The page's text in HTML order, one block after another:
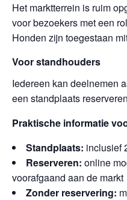
Het marktterrein is ruim
voor bezoekers met een
Honden zijn toegestaan
Voor standhouders
Iedereen kan deelnemen
een standplaats
Praktische informatie
Standplaats: inclusief
Reserveren: online
voorafgaand aan de markt
Zonder reservering: